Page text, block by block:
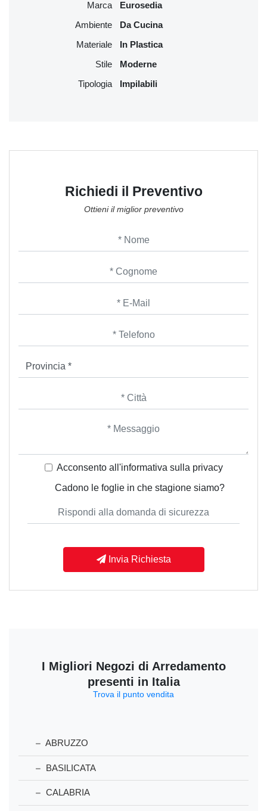
Richiedi il Preventivo
Ottieni il miglior preventivo
Acconsento all'informativa sulla privacy
Cadono le foglie in che stagione siamo?
Invia Richiesta
Marca Eurosedia
Ambiente Da Cucina
Materiale In Plastica
Stile Moderne
Tipologia Impilabili
I Migliori Negozi di Arredamento
presenti in Italia
Trova il punto vendita
ABRUZZO
BASILICATA
CALABRIA